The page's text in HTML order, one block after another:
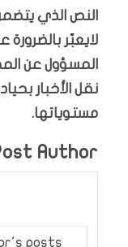
النص الذي
لايعبّر
المسؤول عن
نقل الأخبار
مستوياتها.
Author
posts